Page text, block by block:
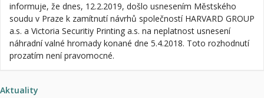
informuje, že dnes, 12.2.2019, došlo usnesením Městského
soudu v Praze k zamítnutí návrhů společností HARVARD GROUP
a.s. a Victoria Securitiy Printing a.s. na neplatnost usnesení
náhradní valné hromady konané dne 5.4.2018. Toto rozhodnutí
prozatím není pravomocné.
Aktuality